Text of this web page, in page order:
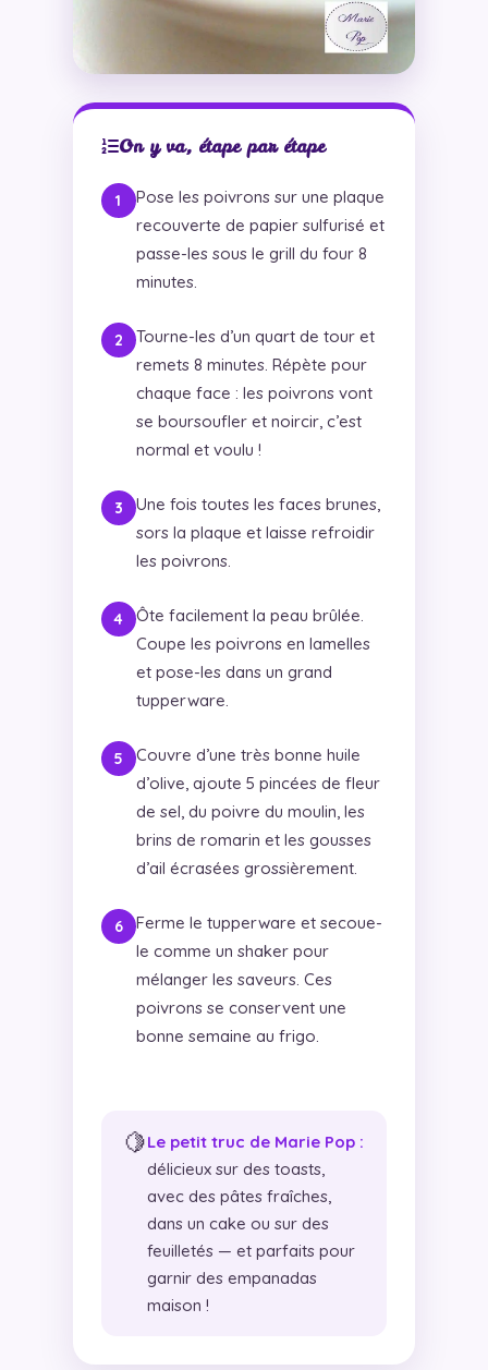
On y va, étape par étape
Pose les poivrons sur une plaque
recouverte de papier sulfurisé et
passe-les sous le grill du four 8
minutes.
Tourne-les d’un quart de tour et
remets 8 minutes. Répète pour
chaque face : les poivrons vont
se boursoufler et noircir, c’est
normal et voulu !
Une fois toutes les faces brunes,
sors la plaque et laisse refroidir
les poivrons.
Ôte facilement la peau brûlée.
Coupe les poivrons en lamelles
et pose-les dans un grand
tupperware.
Couvre d’une très bonne huile
d’olive, ajoute 5 pincées de fleur
de sel, du poivre du moulin, les
brins de romarin et les gousses
d’ail écrasées grossièrement.
Ferme le tupperware et secoue-
le comme un shaker pour
mélanger les saveurs. Ces
poivrons se conservent une
bonne semaine au frigo.
🍋Le petit truc de Marie Pop :
délicieux sur des toasts,
avec des pâtes fraîches,
dans un cake ou sur des
feuilletés — et parfaits pour
garnir des empanadas
maison !